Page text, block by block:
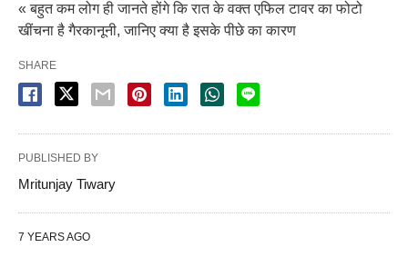
« बहुत कम लोग ही जानते होंगे कि रात के वक्त एफिल टावर का फोटो
खींचना है गैरकानूनी, जानिए क्या है इसके पीछे का कारण
SHARE
PUBLISHED BY
Mritunjay Tiwary
7 YEARS AGO